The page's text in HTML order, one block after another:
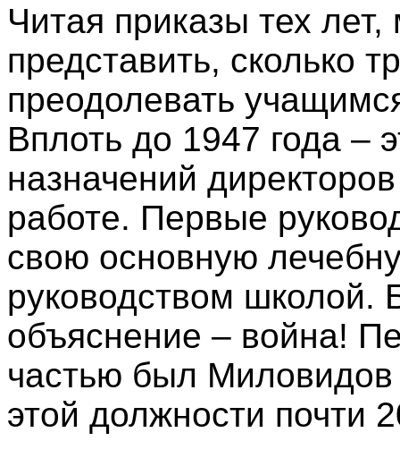
Читая приказы тех
представить, сколько
преодолевать
Вплоть до 1947 года –
назначений
работе. Первые
свою основную
руководством школой.
объяснение – война!
частью был
этой должности почти